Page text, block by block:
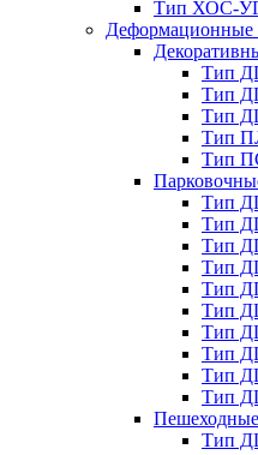
Тип ХОС-
Тип
Тип
Тип
Тип
Тип
Тип
Тип
Тип
Тип
Тип
Тип
Тип
Тип
Тип
Тип
Тип